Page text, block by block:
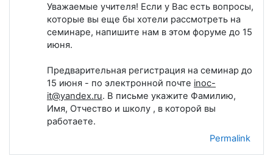
Уважаемые учителя! Если у Вас есть вопросы,
которые вы еще бы хотели рассмотреть на
семинаре, напишите нам в этом форуме до 15
июня.
Предварительная регистрация на семинар до
15 июня - по электронной почте inoc-
it@yandex.ru. В письме укажите Фамилию,
Имя, Отчество и школу , в которой вы
работаете.
Permalink